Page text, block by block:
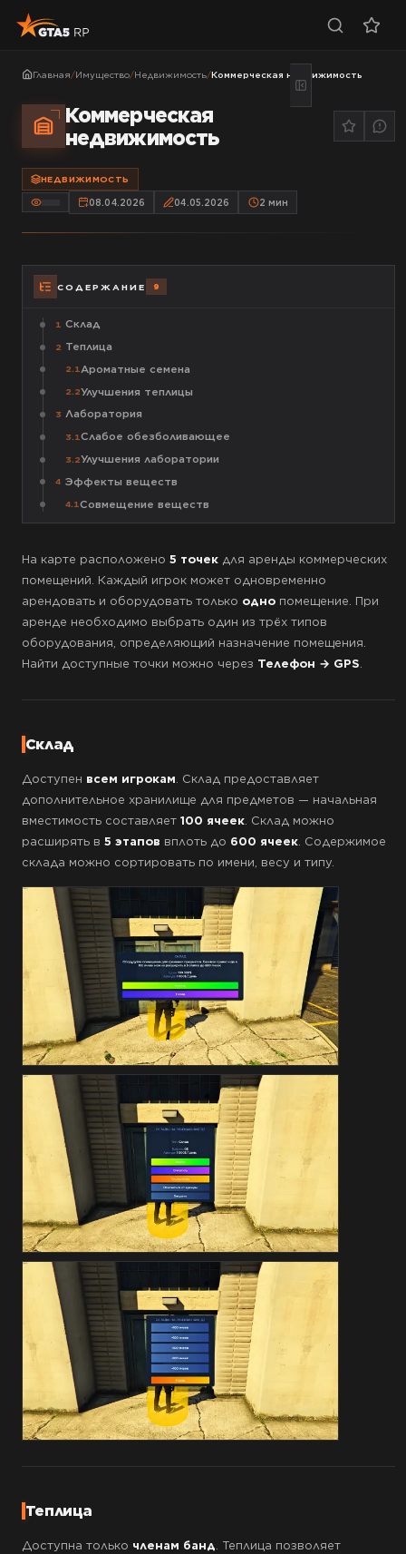
Главная/Имущество/Недвижимость/Коммерческая недвижимость
Коммерческая
недвижимость
НЕДВИЖИМОСТЬ
08.04.2026 04.05.2026 2 мин
СОДЕРЖАНИЕ 9
1 Склад
2 Теплица
2.1Ароматные семена
2.2Улучшения теплицы
3 Лаборатория
3.1Слабое обезболивающее
3.2Улучшения лаборатории
4 Эффекты веществ
4.1Совмещение веществ
На карте расположено 5 точекдля аренды коммерческих
помещений. Каждый игрок может одновременно
арендовать и оборудовать только однопомещение. При
аренде необходимо выбрать один из трёх типов
оборудования, определяющий назначение помещения.
Найти доступные точки можно через Телефон → GPS
Склад
Доступен всем игрокам. Склад предоставляет
дополнительное хранилище для предметов — начальная
вместимость составляет 100 ячеек. Склад можно
расширять в 5 этапов вплоть до 600 ячеек. Содержимое
склада можно сортировать по имени, весу и типу.
Теплица
Доступна только членам банд. Теплица позволяет